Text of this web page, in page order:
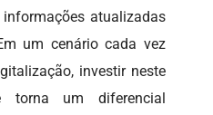
atualizadas
um cenário cada vez
investir neste
um diferencial